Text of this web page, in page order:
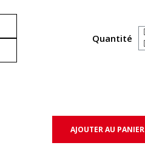
Quantité
AJOUTER AU PANIER